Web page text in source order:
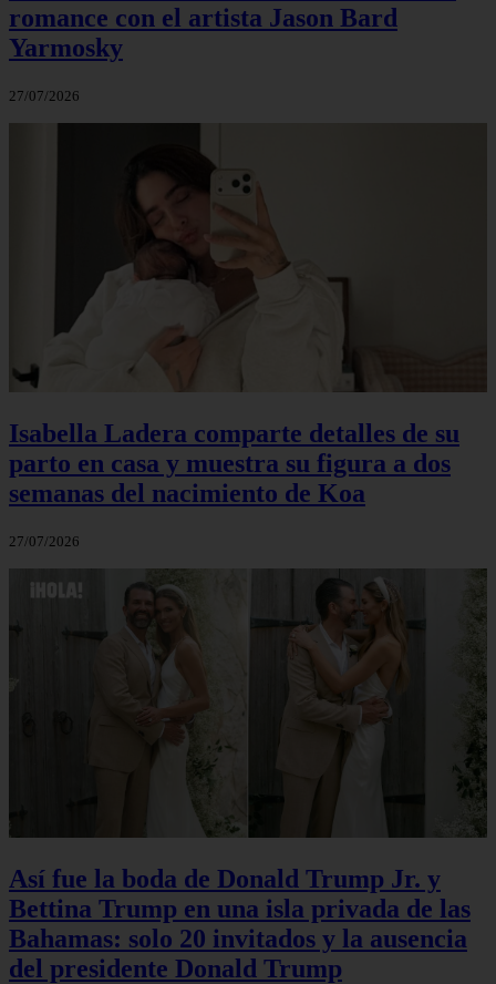
romance con el artista Jason Bard
Yarmosky
27/07/2026
Isabella Ladera comparte detalles de su
parto en casa y muestra su figura a dos
semanas del nacimiento de Koa
27/07/2026
Así fue la boda de Donald Trump Jr. y
Bettina Trump en una isla privada de las
Bahamas: solo 20 invitados y la ausencia
del presidente Donald Trump